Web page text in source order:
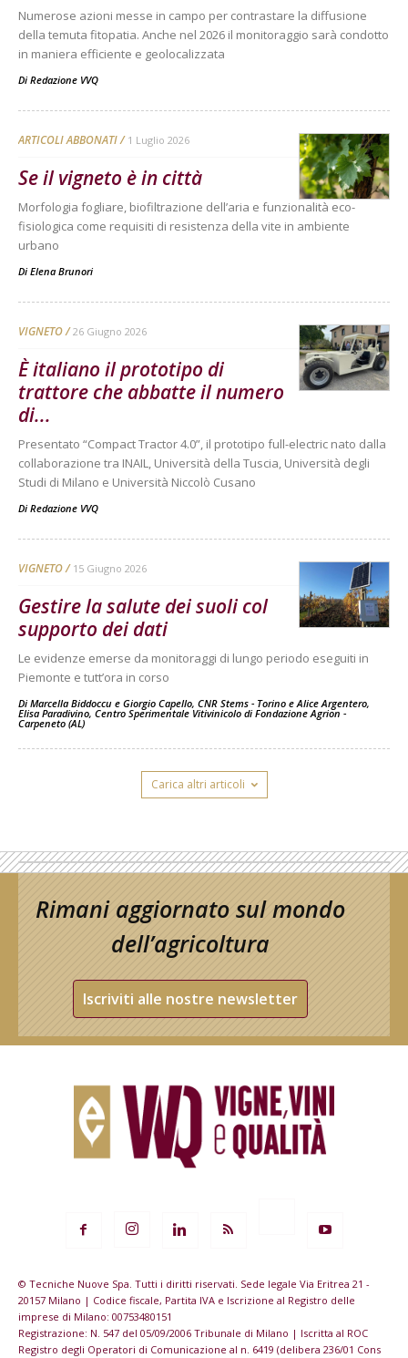
Numerose azioni messe in campo per contrastare la diffusione
della temuta fitopatia. Anche nel 2026 il monitoraggio sarà condotto
in maniera efficiente e geolocalizzata
Di Redazione VVQ
ARTICOLI ABBONATI 1 Luglio 2026
Se il vigneto è in città
Morfologia fogliare, biofiltrazione dell’aria e funzionalità eco-
fisiologica come requisiti di resistenza della vite in ambiente
urbano
Di Elena Brunori
VIGNETO 26 Giugno 2026
È italiano il prototipo di
trattore che abbatte il numero
di...
Presentato “Compact Tractor 4.0”, il prototipo full-electric nato dalla
collaborazione tra INAIL, Università della Tuscia, Università degli
Studi di Milano e Università Niccolò Cusano
Di Redazione VVQ
VIGNETO 15 Giugno 2026
Gestire la salute dei suoli col
supporto dei dati
Le evidenze emerse da monitoraggi di lungo periodo eseguiti in
Piemonte e tutt’ora in corso
Di Marcella Biddoccu e Giorgio Capello, CNR Stems - Torino eAlice Argentero,
Elisa Paradivino, Centro Sperimentale Vitivinicolo di Fondazione Agrion -
Carpeneto (AL)
Carica altri articoli
Rimani aggiornato sul mondo
dell’agricoltura
Iscriviti alle nostre newsletter
© Tecniche Nuove Spa. Tutti i diritti riservati. Sede legale Via Eritrea 21 -
20157 Milano | Codice fiscale, Partita IVA e Iscrizione al Registro delle
imprese di Milano: 00753480151
Registrazione: N. 547 del 05/09/2006 Tribunale di Milano | Iscritta al ROC
Registro degli Operatori di Comunicazione al n. 6419 (delibera 236/01 Cons